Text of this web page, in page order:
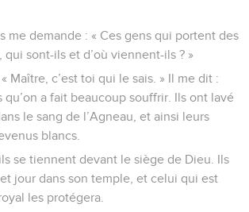
me demande : « Ces gens qui portent des
sont-ils et d’où viennent-ils ? »
Maître, c’est toi qui le sais. » Il me dit :
qu’on a fait beaucoup souffrir. Ils ont lavé
le sang de l’Agneau, et ainsi leurs
blancs.
se tiennent devant le siège de Dieu. Ils
jour dans son temple, et celui qui est
les protégera.